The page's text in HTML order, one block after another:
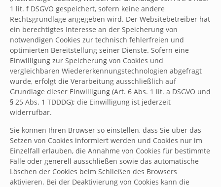
1 lit. f DSGVO gespeichert, sofern keine andere
Rechtsgrundlage angegeben wird. Der Websitebetreiber hat
ein berechtigtes Interesse an der Speicherung von
notwendigen Cookies zur technisch fehlerfreien und
optimierten Bereitstellung seiner Dienste. Sofern eine
Einwilligung zur Speicherung von Cookies und
vergleichbaren Wiedererkennungstechnologien abgefragt
wurde, erfolgt die Verarbeitung ausschließlich auf
Grundlage dieser Einwilligung (Art. 6 Abs. 1 lit. a DSGVO und
§ 25 Abs. 1 TDDDG); die Einwilligung ist jederzeit
widerrufbar.
Sie können Ihren Browser so einstellen, dass Sie über das
Setzen von Cookies informiert werden und Cookies nur im
Einzelfall erlauben, die Annahme von Cookies für bestimmte
Fälle oder generell ausschließen sowie das automatische
Löschen der Cookies beim Schließen des Browsers
aktivieren. Bei der Deaktivierung von Cookies kann die